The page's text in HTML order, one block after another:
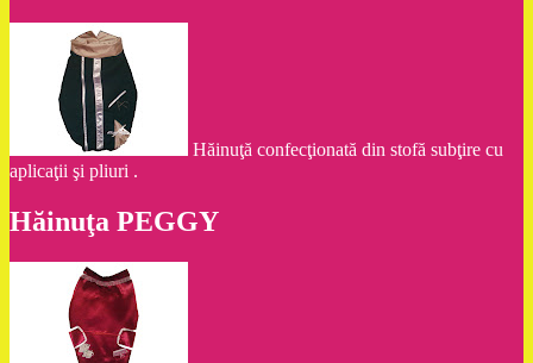
Hăinuţă confecţionată din stofă subţire cu
aplicaţii şi pliuri .
Hăinuţa PEGGY